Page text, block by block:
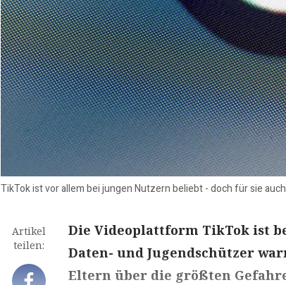
TikTok ist vor allem bei jungen Nutzern beliebt - doch für sie
Artikel
teilen:
Die Videoplattform TikTok ist
Daten- und Jugendschützer
Eltern über die größten